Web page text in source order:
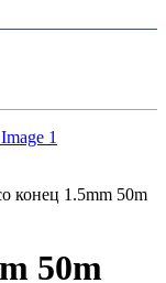
конец 1.5mm 50m
50m